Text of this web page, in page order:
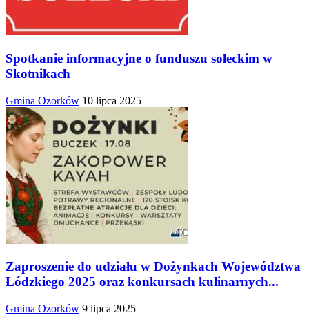
Spotkanie informacyjne o funduszu sołeckim w
Skotnikach
Gmina Ozorków 10 lipca 2025
Zaproszenie do udziału w Dożynkach Województwa
Łódzkiego 2025 oraz konkursach kulinarnych...
Gmina Ozorków 9 lipca 2025